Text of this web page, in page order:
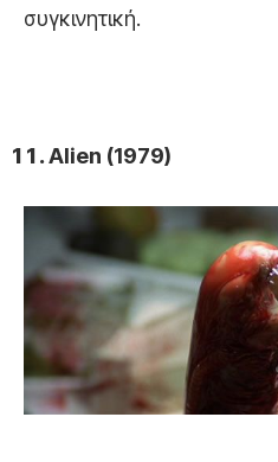
συγκινητική.
Alien (1979)